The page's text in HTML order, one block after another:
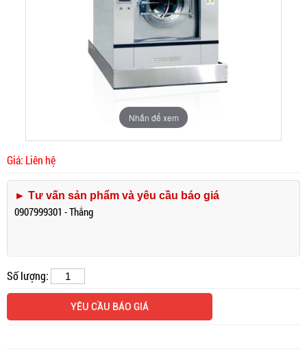
Nhấn để xem
Giá: Liên hệ
► Tư vấn sản phẩm và yêu cầu báo giá
0907999301 - Thắng
Số lượng:
YÊU CẦU BÁO GIÁ